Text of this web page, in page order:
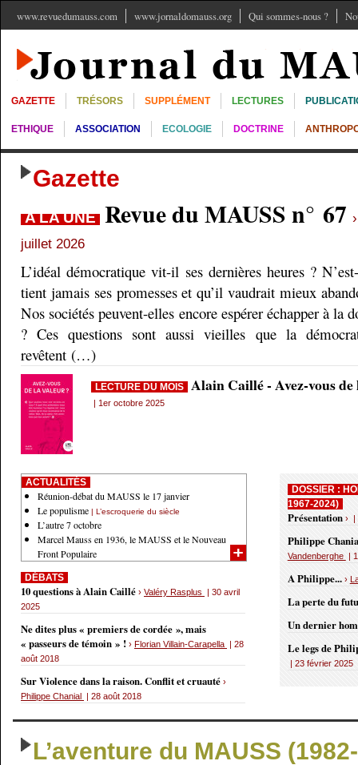
www.revuedumauss.com www.jornaldomauss.org Qui sommes-nous ?
GAZETTE TRÉSORS SUPPLÉMENT LECTURES
ETHIQUE ASSOCIATION ECOLOGIE DOCTRINE
Gazette
A LA UNE Revue du MAUSS n° 67
juillet 2026
L’idéal démocratique vit-il ses dernières heures ?
tient jamais ses promesses et qu’il vaudrait mieux
Nos sociétés peuvent-elles encore espérer échapper à la
? Ces questions sont aussi vieilles que la
revêtent (…)
LECTURE DU MOIS Alain Caillé - Avez-vous
| 1er octobre 2025
DOSSIER :
1967-2024)
Présentation › |
Philippe
Vandenberghe |
A Philippe... ›
La perte du
Un dernier
Le legs de
| 23 février 2025
ACTUALITÉS
Réunion-débat du MAUSS le 17 janvier
Le populisme | L’escroquerie du siècle
L’autre 7 octobre
Marcel Mauss en 1936, le MAUSS et le Nouveau
Front Populaire
DÉBATS
10 questions à Alain Caillé › Valéry Rasplus
| 30 avril
2025
Ne dites plus « premiers de cordée », mais
« passeurs de témoin » ! › Florian Villain-Carapella | 28
août 2018
Sur Violence dans la raison. Conflit et cruauté ›
Philippe Chanial | 28 août 2018
L’aventure du MAUSS